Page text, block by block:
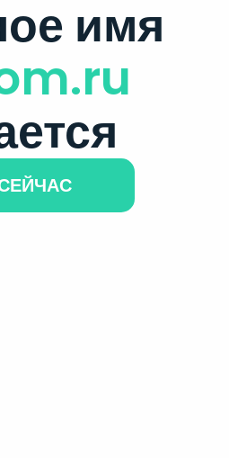
имя